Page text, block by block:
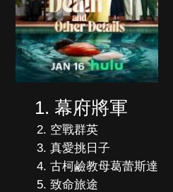
幕府將軍
空戰群英
真愛挑日子
古柯鹼教母葛蕾斯達
致命旅途